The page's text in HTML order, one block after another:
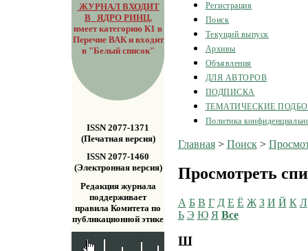
ЖУРНАЛ ВХОДИТ
В ЯДРО РИНЦ,
имеет категорию К1 в
Перечне ВАК и входит
в "Белый список"
ISSN 2077-1371
(Печатная версия)
ISSN 2077-1460
(Электронная версия)
Редакция журнала
поддерживает
правила Комитета по
публикационной этике
Регистрация
Поиск
Текущий выпуск
Архивы
Объявления
ДЛЯ АВТОРОВ
ПОДПИСКА
ТЕМАТИЧЕСКИЕ
Политика
Главная> Поиск>
Просмотреть
А Б В Г Д Е Ё Ж З И Й К Л
Ь Э Ю Я Все
Ш